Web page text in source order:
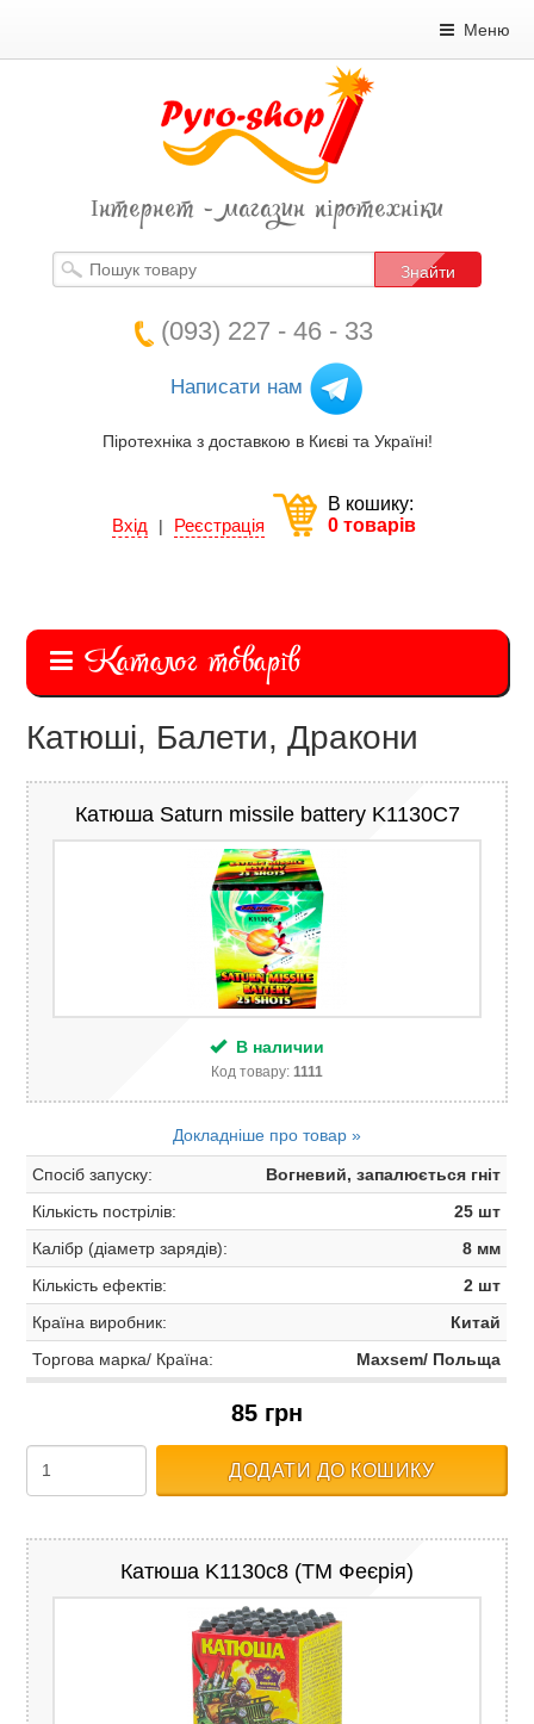
Меню
Інтернет - магазин піротехніки
Знайти
(093) 227 - 46 - 33
Написати нам
Піротехніка з доставкою в Києві та Україні!
Вхід | Реєстрація
В кошику:
0 товарів
Каталог товарів
Катюші, Балети, Дракони
Катюша Saturn missile battery K1130C7
В наличии
Код товару: 1111
Докладніше про товар »
Спосіб запуску:
Вогневий, запалюється гніт
Кількість пострілів:
25 шт
Калібр (діаметр зарядів):
8 мм
Кількість ефектів:
2 шт
Країна виробник:
Китай
Торгова марка/ Країна:
Maxsem/ Польща
85 грн
ДОДАТИ ДО КОШИКУ
Катюша K1130c8 (ТМ Феєрія)